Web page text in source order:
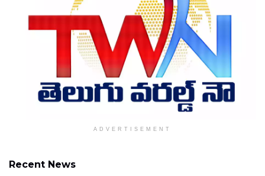
ADVERTISEMENT
Recent News